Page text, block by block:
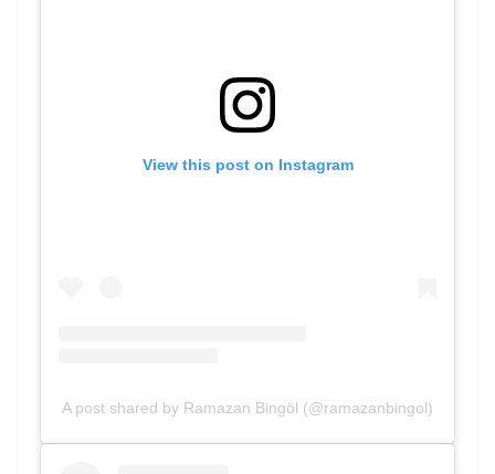
View this post on Instagram
A post shared by Ramazan Bingöl (@ramazanbingol)